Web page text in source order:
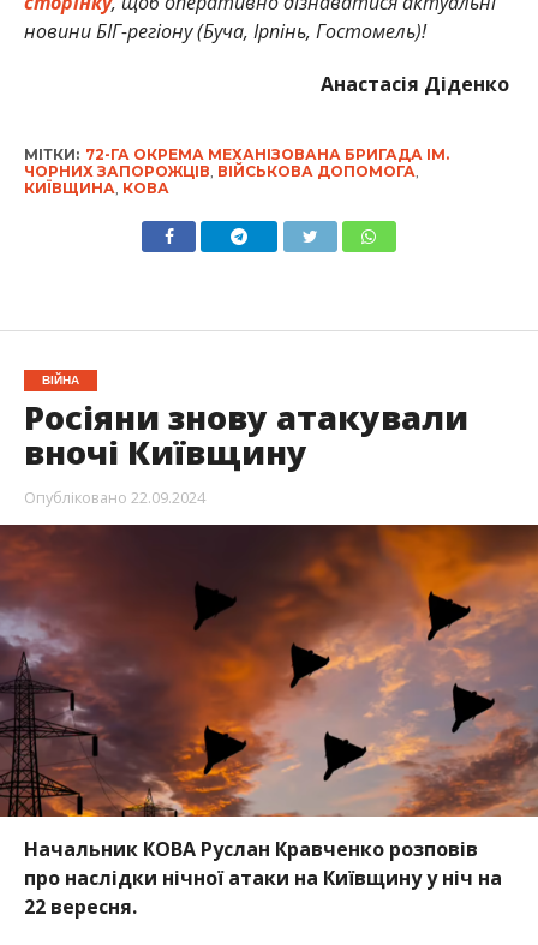
новини БІГ-регіону (Буча, Ірпінь, Гостомель)!
Анастасія Діденко
МІТКИ: 72-ГА ОКРЕМА МЕХАНІЗОВАНА БРИГАДА ІМ.
ЧОРНИХ ЗАПОРОЖЦІВ, ВІЙСЬКОВА ДОПОМОГА,
КИЇВЩИНА, КОВА
ВІЙНА
Росіяни знову атакували
вночі Київщину
Опубліковано 22.09.2024
Начальник КОВА Руслан Кравченко розповів
про наслідки нічної атаки на Київщину у ніч на
22 вересня.